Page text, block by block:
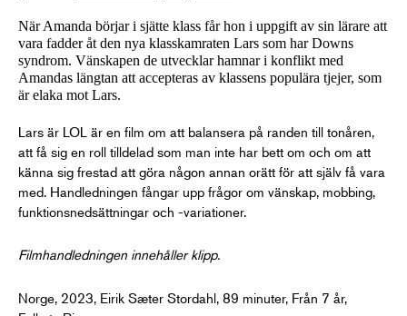
När Amanda börjar i sjätte klass får hon i uppgift av sin lärare att
vara fadder åt den nya klasskamraten Lars som har Downs
syndrom. Vänskapen de utvecklar hamnar i konflikt med
Amandas längtan att accepteras av klassens populära tjejer, som
är elaka mot Lars.
Lars är LOL är en film om att balansera på randen till tonåren,
att få sig en roll tilldelad som man inte har bett om och om att
känna sig frestad att göra någon annan orätt för att själv få vara
med. Handledningen fångar upp frågor om vänskap, mobbing,
funktionsnedsättningar och -variationer.
Filmhandledningen innehåller klipp.
Norge, 2023, Eirik Sæter Stordahl, 89 minuter, Från 7 år,